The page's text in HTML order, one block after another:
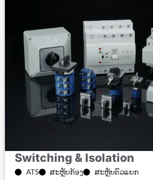
Switching & Isolation
ATS ສະຫຼັບກ້ອງ
ສະຫຼັບຕົວແຍກ